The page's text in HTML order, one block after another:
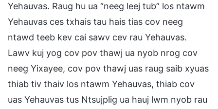
Yehauvas. Raug hu ua “neeg leej tub” los ntawm
Yehauvas ces txhais tau hais tias cov neeg
ntawd teeb kev cai sawv cev rau Yehauvas.
Lawv kuj yog cov pov thawj ua nyob nrog cov
neeg Yixayee, cov pov thawj uas raug saib xyuas
thiab tiv thaiv los ntawm Yehauvas, thiab cov
uas Yehauvas tus Ntsujplig ua hauj lwm nyob rau